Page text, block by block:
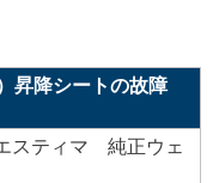
昇降シートの故障
スティマ 純正ウェ